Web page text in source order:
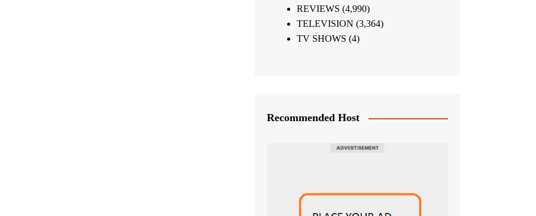
REVIEWS (4,990)
TELEVISION (3,364)
TV SHOWS (4)
Recommended Host